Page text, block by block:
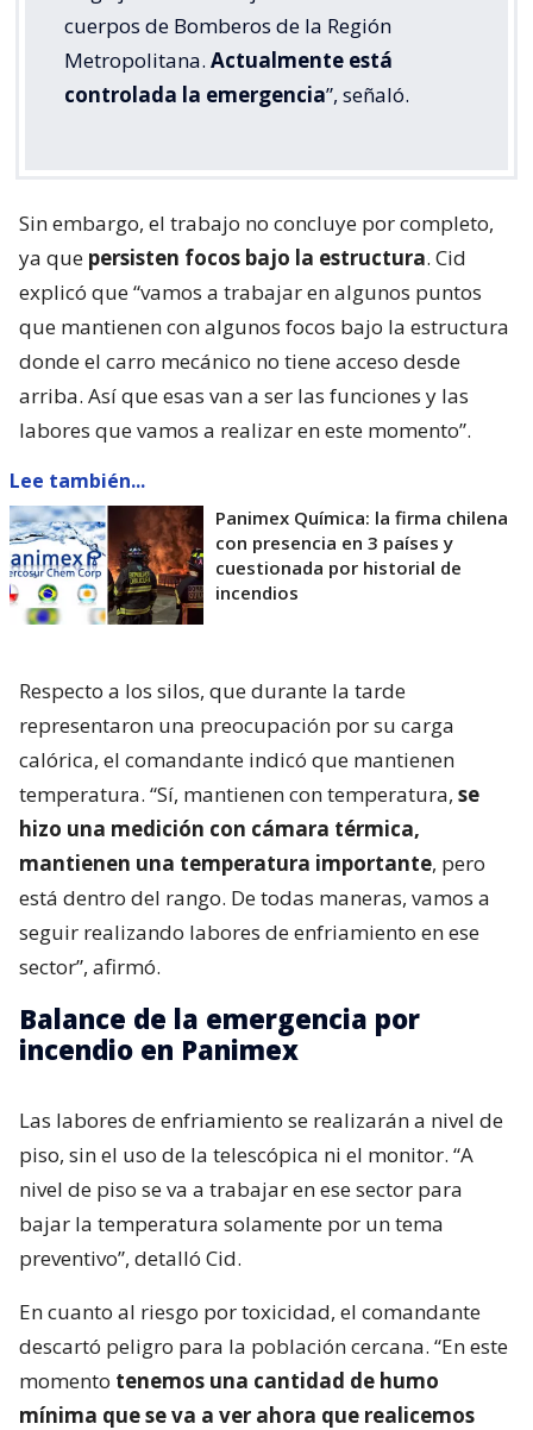
cuerpos de Bomberos de la Región
Metropolitana. Actualmente está
controlada la emergencia”, señaló.
Sin embargo, el trabajo no concluye por completo,
ya que persisten focos bajo la estructura. Cid
explicó que “vamos a trabajar en algunos puntos
que mantienen con algunos focos bajo la estructura
donde el carro mecánico no tiene acceso desde
arriba. Así que esas van a ser las funciones y las
labores que vamos a realizar en este momento”.
Lee también...
Panimex Química: la firma chilena
con presencia en 3 países y
cuestionada por historial de
incendios
Respecto a los silos, que durante la tarde
representaron una preocupación por su carga
calórica, el comandante indicó que mantienen
temperatura. “Sí, mantienen con temperatura, se
hizo una medición con cámara térmica,
mantienen una temperatura importante, pero
está dentro del rango. De todas maneras, vamos a
seguir realizando labores de enfriamiento en ese
sector”, afirmó.
Balance de la emergencia por
incendio en Panimex
Las labores de enfriamiento se realizarán a nivel de
piso, sin el uso de la telescópica ni el monitor. “A
nivel de piso se va a trabajar en ese sector para
bajar la temperatura solamente por un tema
preventivo”, detalló Cid.
En cuanto al riesgo por toxicidad, el comandante
descartó peligro para la población cercana. “En este
momento tenemos una cantidad de humo
mínima que se va a ver ahora que realicemos